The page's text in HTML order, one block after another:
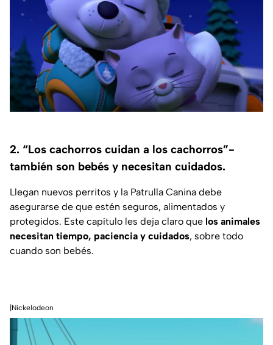
2. “Los cachorros cuidan a los cachorros”-
también son bebés y necesitan cuidados.
Llegan nuevos perritos y la Patrulla Canina debe
asegurarse de que estén seguros, alimentados y
protegidos. Este capítulo les deja claro que los animales
necesitan tiempo, paciencia y cuidados, sobre todo
cuando son bebés.
|Nickelodeon